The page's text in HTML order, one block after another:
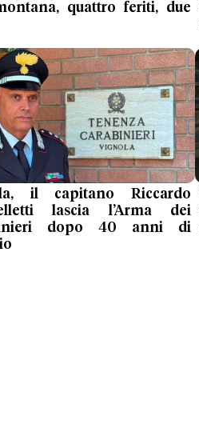
quattro feriti, due
il capitano Riccardo
lascia l’Arma dei
dopo 40 anni di